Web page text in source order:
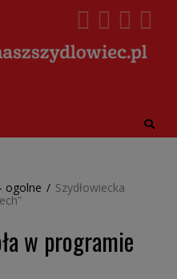
ogolne / Szydłowiecka
w programie